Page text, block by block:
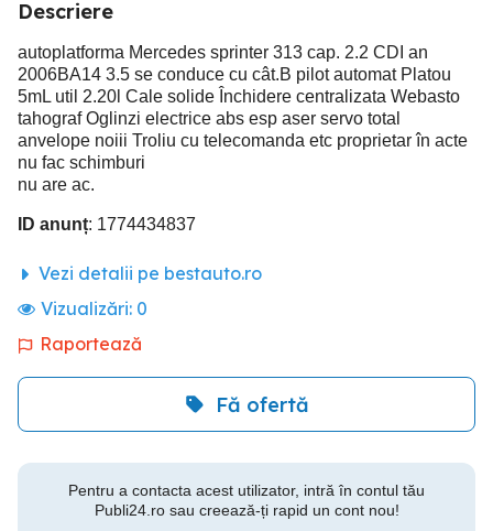
Descriere
autoplatforma Mercedes sprinter 313 cap. 2.2 CDI an
2006BA14 3.5 se conduce cu cât.B pilot automat Platou
5mL util 2.20l Cale solide Închidere centralizata Webasto
tahograf Oglinzi electrice abs esp aser servo total
anvelope noiii Troliu cu telecomanda etc proprietar în acte
nu fac schimburi
nu are ac.
ID anunț: 1774434837
Vezi detalii pe bestauto.ro
Vizualizări: 0
Raportează
Fă ofertă
Pentru a contacta acest utilizator, intră în contul tău
Publi24.ro sau creează-ți rapid un cont nou!